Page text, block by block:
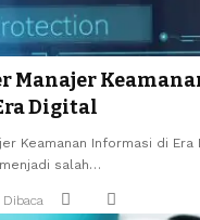
Manajer
Digital
Keamanan Informasi di Era
salah…